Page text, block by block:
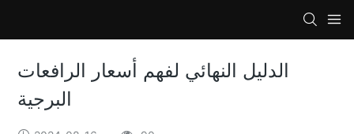
الدليل النهائي لفهم أسعار الرافعات
البرجية